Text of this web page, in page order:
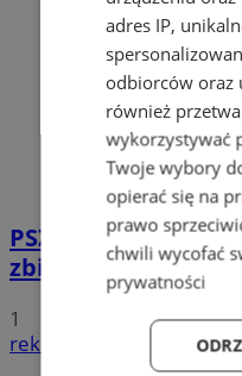
PSZOK w
zbieranie
1
reklama
adres IP,
odbiorców oraz
również
wykorzystywać
Twoje wybory
opierać się na
prawo
chwili wycofać
prywatności